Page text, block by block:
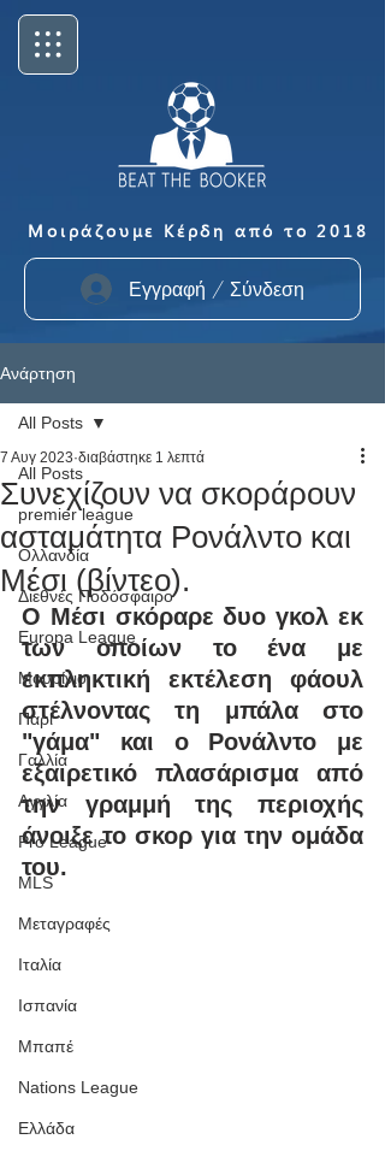
Μοιράζουμε Κέρδη από το 2018
Εγγραφή / Σύνδεση
Ανάρτηση
All Posts
premier league
Ολλανδία
Διεθνές Ποδόσφαιρο
Europa League
Μουρίνιο
Παρί
Γαλλία
Αγγλία
Pro League
MLS
Μεταγραφές
Ιταλία
Ισπανία
Μπαπέ
Nations League
Ελλάδα
All Posts
Συνεχίζουν να σκοράρουν
ασταμάτητα Ρονάλντο και
Μέσι (βίντεο).
7 Αυγ 2023 διαβάστηκε 1 λεπτά
Ο Μέσι σκόραρε δυο γκολ εκ
των οποίων το ένα με
εκπληκτική εκτέλεση φάουλ
στέλνοντας τη μπάλα στο
"γάμα" και ο Ρονάλντο με
εξαιρετικό πλασάρισμα από
την γραμμή της περιοχής
άνοιξε το σκορ για την ομάδα
του.